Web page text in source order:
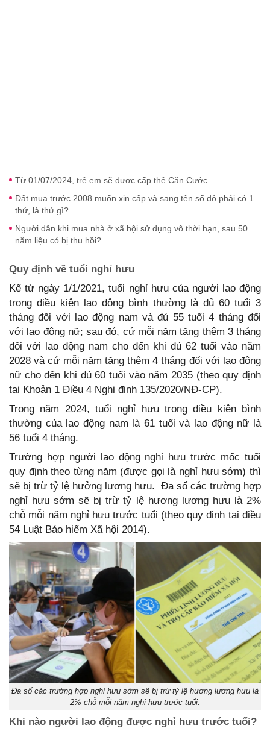
Từ 01/07/2024, trẻ em sẽ được cấp thẻ Căn Cước
Đất mua trước 2008 muốn xin cấp và sang tên sổ đỏ phải có 1
thứ, là thứ gì?
Người dân khi mua nhà ở xã hội sử dụng vô thời hạn, sau 50
năm liệu có bị thu hồi?
Quy định về tuổi nghỉ hưu
Kể từ ngày 1/1/2021, tuổi nghỉ hưu của người lao động
trong điều kiện lao động bình thường là đủ 60 tuổi 3
tháng đối với lao động nam và đủ 55 tuổi 4 tháng đối
với lao động nữ; sau đó, cứ mỗi năm tăng thêm 3 tháng
đối với lao động nam cho đến khi đủ 62 tuổi vào năm
2028 và cứ mỗi năm tăng thêm 4 tháng đối với lao động
nữ cho đến khi đủ 60 tuổi vào năm 2035 (theo quy định
tại Khoản 1 Điều 4 Nghị định 135/2020/NĐ-CP).
Trong năm 2024, tuổi nghỉ hưu trong điều kiện bình
thường của lao động nam là 61 tuổi và lao động nữ là
56 tuổi 4 tháng.
Trường hợp người lao động nghỉ hưu trước mốc tuổi
quy định theo từng năm (được gọi là nghỉ hưu sớm) thì
sẽ bị trừ tỷ lệ hưởng lương hưu. Đa số các trường hợp
nghỉ hưu sớm sẽ bị trừ tỷ lệ hương lương hưu là 2%
chỗ mỗi năm nghỉ hưu trước tuổi (theo quy định tại điều
54 Luật Bảo hiểm Xã hội 2014).
Đa số các trường hợp nghỉ hưu sớm sẽ bị trừ tỷ lệ hương lương hưu là
2% chỗ mỗi năm nghỉ hưu trước tuổi.
Khi nào người lao động được nghỉ hưu trước tuổi?